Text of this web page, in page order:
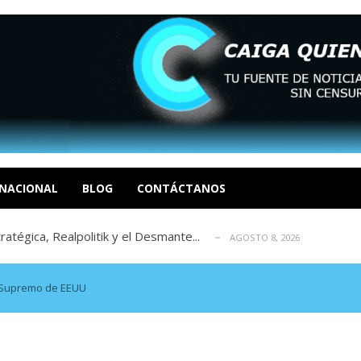
BLOG CONTÁCTANOS
EN LAS ORGANIZACIONES SOCIALES. Por: Dr. Al...
en la política: distinc... AGOSTO 7, 2026
costo del colapso eléctrico en...
Realpolitik y el Desmante...
García AGOSTO 7, 2026
EN LAS ORGANIZACIONES SOCIALES. Por: Dr. Al...
en la política: distinc...
costo del colapso eléctrico en... AGOSTO 7, 2026
Realpolitik y el Desmante...
de EEUU